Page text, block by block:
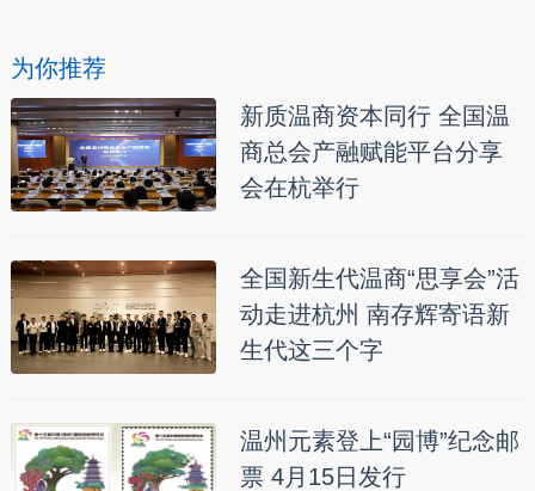
为你推荐
新质温商资本同行 全国温
商总会产融赋能平台分享
会在杭举行
全国新生代温商“思享会”活
动走进杭州 南存辉寄语新
生代这三个字
温州元素登上“园博”纪念邮
票 4月15日发行